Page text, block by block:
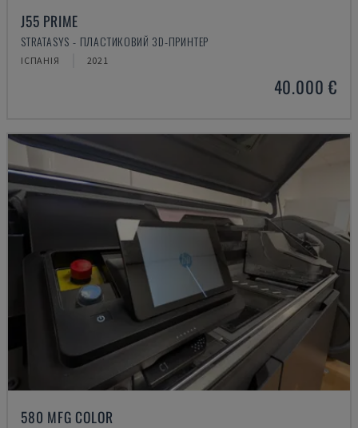
J55 PRIME
STRATASYS - ПЛАСТИКОВИЙ 3D-ПРИНТЕР
ІСПАНІЯ 2021
40.000 €
580 MFG COLOR